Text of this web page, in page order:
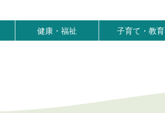
健康・福祉 子育て・教育